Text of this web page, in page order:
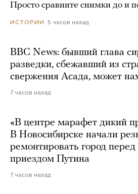
Просто сравните снимки до и
ИСТОРИИ 5 часов назад
BBC News: бывший глава
разведки, сбежавший из
свержения Асада, может
7 часов назад
«В центре марафет дикий
В Новосибирске начали
ремонтировать город
приездом Путина
7 часов назад